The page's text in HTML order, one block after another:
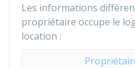
Les informations
propriétaire occupe le
location :